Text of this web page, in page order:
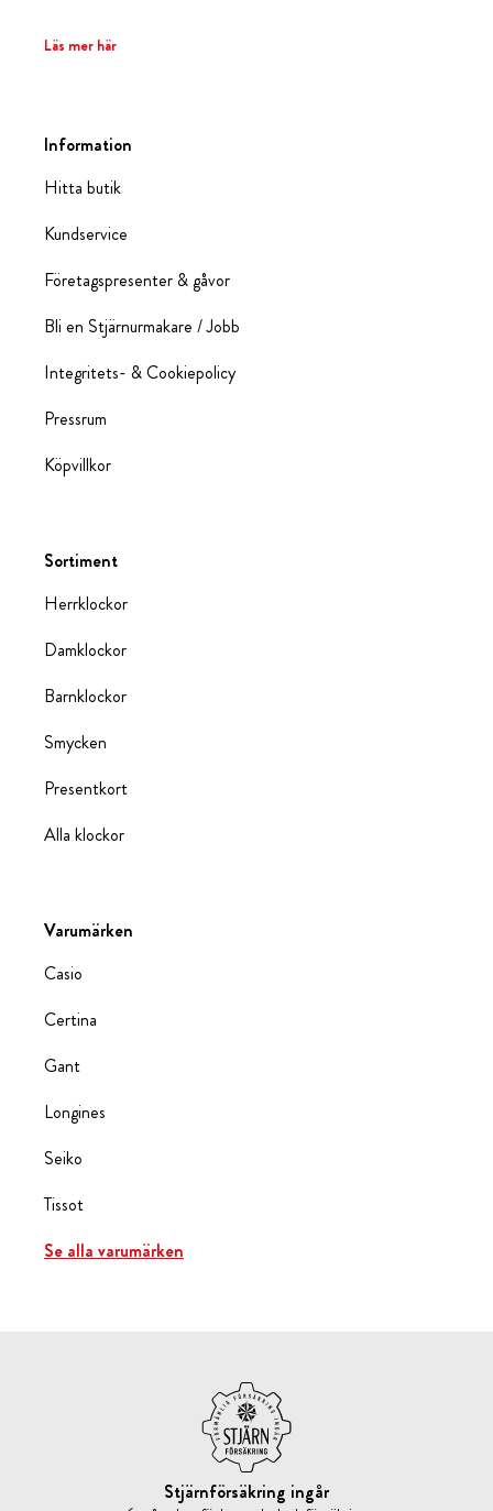
Läs mer här
Information
Hitta butik
Kundservice
Företagspresenter & gåvor
Bli en Stjärnurmakare / Jobb
Integritets- & Cookiepolicy
Pressrum
Köpvillkor
Sortiment
Herrklockor
Damklockor
Barnklockor
Smycken
Presentkort
Alla klockor
Varumärken
Casio
Certina
Gant
Longines
Seiko
Tissot
Se alla varumärken
Stjärnförsäkring ingår